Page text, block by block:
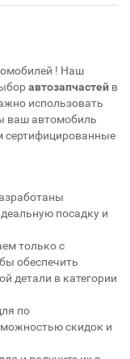
! Наш
автозапчастей в
использовать
ваш автомобиль
сертифицированные
посадку и
только с
обеспечить
детали в категории
по
скидок и